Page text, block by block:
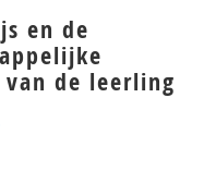
en de
de leerling